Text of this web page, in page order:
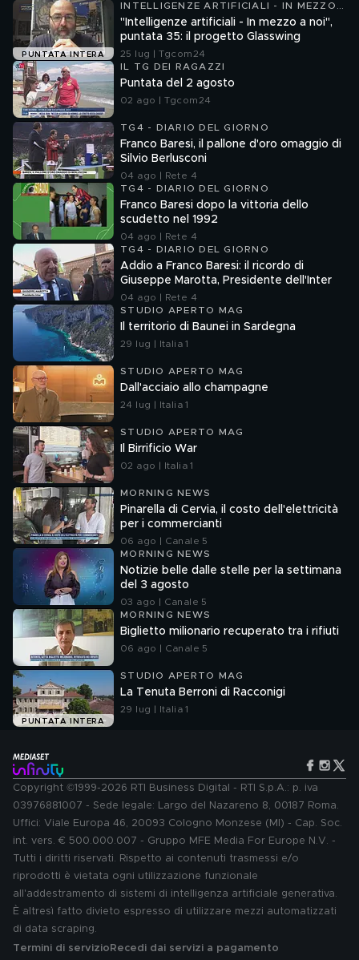
PUNTATA INTERA
INTELLIGENZE ARTIFICIALI - IN MEZZO
A NOI
"Intelligenze artificiali - In mezzo a noi",
puntata 35: il progetto Glasswing
25 lug | Tgcom24
IL TG DEI RAGAZZI
Puntata del 2 agosto
02 ago | Tgcom24
TG4 - DIARIO DEL GIORNO
Franco Baresi, il pallone d'oro omaggio di
Silvio Berlusconi
04 ago | Rete 4
TG4 - DIARIO DEL GIORNO
Franco Baresi dopo la vittoria dello
scudetto nel 1992
04 ago | Rete 4
TG4 - DIARIO DEL GIORNO
Addio a Franco Baresi: il ricordo di
Giuseppe Marotta, Presidente dell'Inter
04 ago | Rete 4
STUDIO APERTO MAG
Il territorio di Baunei in Sardegna
29 lug | Italia 1
STUDIO APERTO MAG
Dall'acciaio allo champagne
24 lug | Italia 1
STUDIO APERTO MAG
Il Birrificio War
02 ago | Italia 1
MORNING NEWS
Pinarella di Cervia, il costo dell'elettricità
per i commercianti
06 ago | Canale 5
MORNING NEWS
Notizie belle dalle stelle per la settimana
del 3 agosto
03 ago | Canale 5
MORNING NEWS
Biglietto milionario recuperato tra i rifiuti
06 ago | Canale 5
PUNTATA INTERA
STUDIO APERTO MAG
La Tenuta Berroni di Racconigi
29 lug | Italia 1
Copyright ©1999-2026 RTI Business Digital - RTI S.p.A.: p. iva
03976881007 - Sede legale: Largo del Nazareno 8, 00187 Roma.
Uffici: Viale Europa 46, 20093 Cologno Monzese (MI) - Cap. Soc.
int. vers. € 500.000.007 - Gruppo MFE Media For Europe N.V. -
Tutti i diritti riservati. Rispetto ai contenuti trasmessi e/o
riprodotti è vietata ogni utilizzazione funzionale
all'addestramento di sistemi di intelligenza artificiale generativa.
È altresì fatto divieto espresso di utilizzare mezzi automatizzati
di data scraping.
Termini di servizio Recedi dai servizi a pagamento